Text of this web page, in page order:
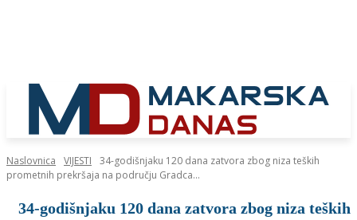
Naslovnica VIJESTI
34-godišnjaku 120 dana zatvora zbog niza teških
prometnih prekršaja na području Gradca...
34-godišnjaku 120 dana zatvora zbog niza teških